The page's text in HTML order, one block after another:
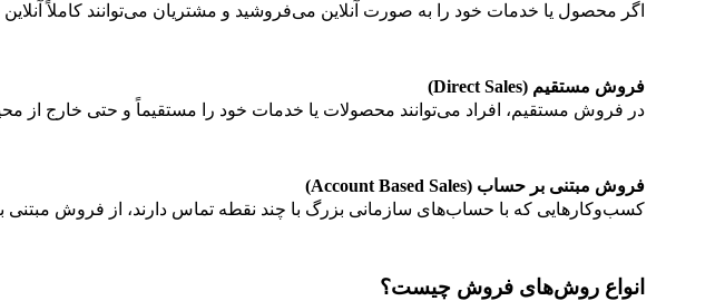
اگر محصول یا خدمات خود را به صورت آنلاین می‌فروشید و مشتریان می‌توانند کاملاً
فروش مستقیم (Direct Sales)
در فروش مستقیم، افراد می‌توانند محصولات یا خدمات خود را مستقیماً و حتی خارج از
فروش مبتنی بر حساب (Account Based Sales)
کسب‌وکارهایی که با حساب‌های سازمانی بزرگ با چند نقطه تماس دارند، از فروش
انواع روش‌های فروش چیست؟